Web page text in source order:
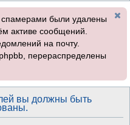
спамерами были удалены
активе сообщений.
на почту.
перераспределены
вы должны быть